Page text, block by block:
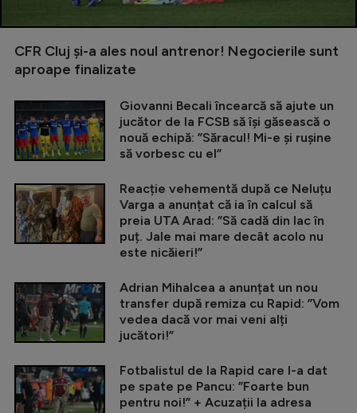
CFR Cluj și-a ales noul antrenor! Negocierile sunt
aproape finalizate
Giovanni Becali încearcă să ajute un
jucător de la FCSB să își găsească o
nouă echipă: ”Săracul! Mi-e și rușine
să vorbesc cu el”
Reacție vehementă după ce Neluțu
Varga a anunțat că ia în calcul să
preia UTA Arad: ”Să cadă din lac în
puț. Jale mai mare decât acolo nu
este nicăieri!”
Adrian Mihalcea a anunțat un nou
transfer după remiza cu Rapid: ”Vom
vedea dacă vor mai veni alți
jucători!”
Fotbalistul de la Rapid care l-a dat
pe spate pe Pancu: ”Foarte bun
pentru noi!” + Acuzații la adresa